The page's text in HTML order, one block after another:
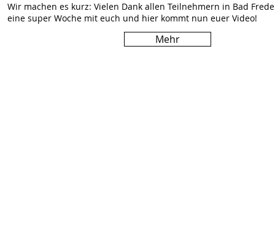
Wir machen es kurz: Vielen Dank allen Teilnehmern in Bad
eine super Woche mit euch und hier kommt nun euer Video!
Mehr